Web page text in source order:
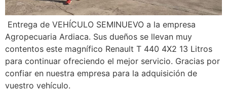
Entrega de VEHÍCULO SEMINUEVO a la empresa
Agropecuaria Ardiaca. Sus dueños se llevan muy
contentos este magnífico Renault T 440 4X2 13 Litros
para continuar ofreciendo el mejor servicio. Gracias por
confiar en nuestra empresa para la adquisición de
vuestro vehículo.